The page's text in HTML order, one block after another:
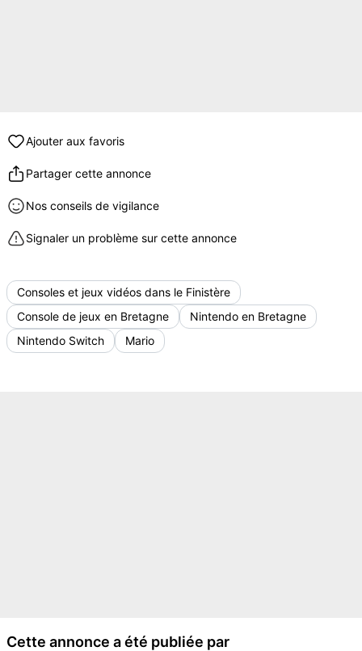
Ajouter aux favoris
Partager cette annonce
Nos conseils de vigilance
Signaler un problème sur cette annonce
Consoles et jeux vidéos dans le Finistère
Console de jeux en Bretagne
Nintendo en Bretagne
Nintendo Switch
Mario
Cette annonce a été publiée par